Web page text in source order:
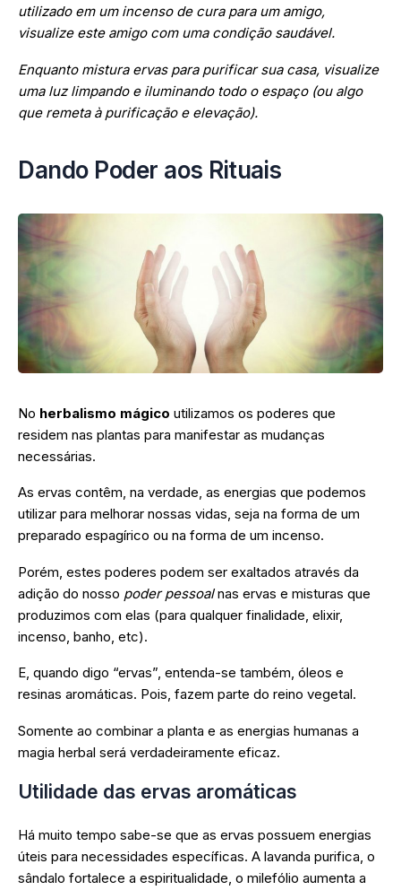
utilizado em um incenso de cura para um amigo,
visualize este amigo com uma condição saudável.
Enquanto mistura ervas para purificar sua casa, visualize
uma luz limpando e iluminando todo o espaço (ou algo
que remeta à purificação e elevação).
Dando Poder aos Rituais
No herbalismo mágico utilizamos os poderes que
residem nas plantas para manifestar as mudanças
necessárias.
As ervas contêm, na verdade, as energias que podemos
utilizar para melhorar nossas vidas, seja na forma de um
preparado espagírico ou na forma de um incenso.
Porém, estes poderes podem ser exaltados através da
adição do nosso poder pessoalnas ervas e misturas que
produzimos com elas (para qualquer finalidade, elixir,
incenso, banho, etc).
E, quando digo “ervas”, entenda-se também, óleos e
resinas aromáticas. Pois, fazem parte do reino vegetal.
Somente ao combinar a planta e as energias humanas a
magia herbal será verdadeiramente eficaz.
Utilidade das ervas aromáticas
Há muito tempo sabe-se que as ervas possuem energias
úteis para necessidades específicas. A lavanda purifica, o
sândalo fortalece a espiritualidade, o milefólio aumenta a